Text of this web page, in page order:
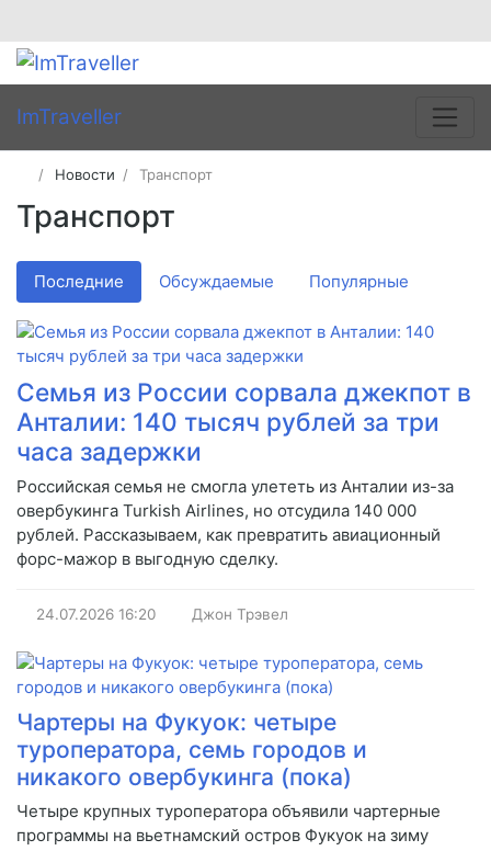
ImTraveller
Новости Транспорт
Транспорт
Последние Обсуждаемые Популярные
Семья из России сорвала джекпот в
Анталии: 140 тысяч рублей за три
часа задержки
Российская семья не смогла улететь из Анталии из-за
овербукинга Turkish Airlines, но отсудила 140 000
рублей. Рассказываем, как превратить авиационный
форс-мажор в выгодную сделку.
24.07.2026 16:20 Джон Трэвел
Чартеры на Фукуок: четыре
туроператора, семь городов и
никакого овербукинга (пока)
Четыре крупных туроператора объявили чартерные
программы на вьетнамский остров Фукуок на зиму